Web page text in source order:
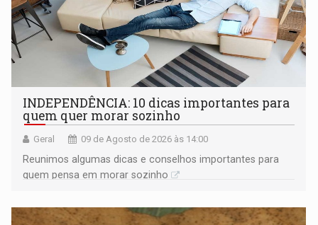
INDEPENDÊNCIA: 10 dicas importantes para
quem quer morar sozinho
Geral 09 de Agosto de 2026 às 14:00
Reunimos algumas dicas e conselhos importantes para
quem pensa em morar sozinho